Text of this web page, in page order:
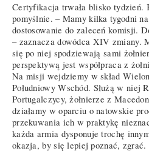
Certyfikacja trwała blisko tydzień.
pomyślnie. – Mamy kilka tygodni
dostosowanie do zaleceń komisji.
– zaznacza dowódca XIV zmiany.
się po niej spodziewają sami
perspektywą jest współpraca z
Na misji wejdziemy w skład
Południowy Wschód. Służą w niej
Portugalczycy, żołnierze z
działamy w oparciu o natowskie
przekuwania ich w praktykę
każda armia dysponuje trochę
okazja, by się lepiej poznać,